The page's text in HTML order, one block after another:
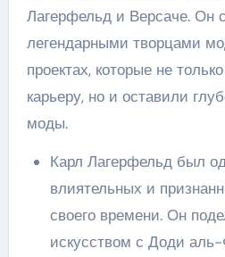
Лагерфельд и Версаче. Он
легендарными творцами
проектах, которые не
карьеру, но и оставили
моды.
Карл Лагерфельд был
влиятельных и
своего времени. Он
искусством с Доди